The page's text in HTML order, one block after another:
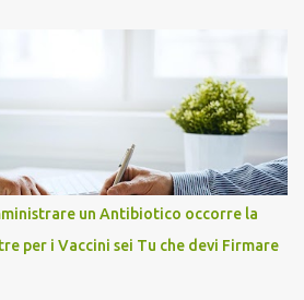
un Antibiotico occorre la
per i Vaccini sei Tu che devi Firmare